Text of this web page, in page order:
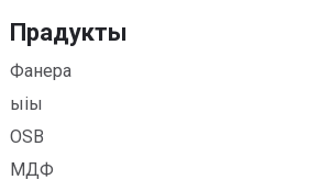
Прадукты
Фанера
ыіы
OSB
МДФ